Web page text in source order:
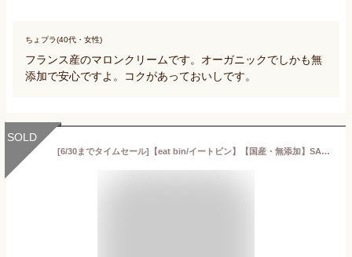
ちょプラ(40代・女性)
フランス産のマロンクリームです。オーガニックでしかも無
添加で安心ですよ。コクがあっておいしです。
SOLD
[6/30までタイムセール]【eat bin/イートビン】【国産・無添加】SALON adam et rope'オリジナル Japanese Chestnut Jam(ジャパニーズチェストナットジャム)ギフト/プレゼント/贈り物/お歳暮/お中元/内祝い/常備/パン/ジャム/スプレッド/コンフィチュール/栗/マロン